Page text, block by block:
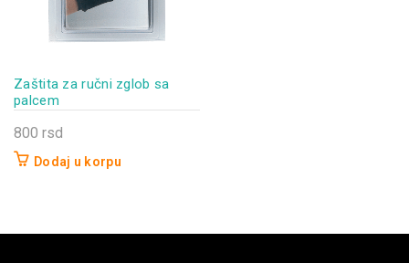
Zaštita za ručni zglob sa
palcem
800 rsd
Dodaj u korpu